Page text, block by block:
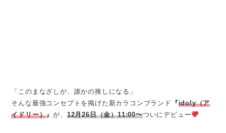
「このまなざしが、誰かの推しになる」
そんな最強コンセプトを掲げた新カラコンブランド
『idoly（ア
イドリー） 』が、 12月26日（金）11:00〜ついにデビュー